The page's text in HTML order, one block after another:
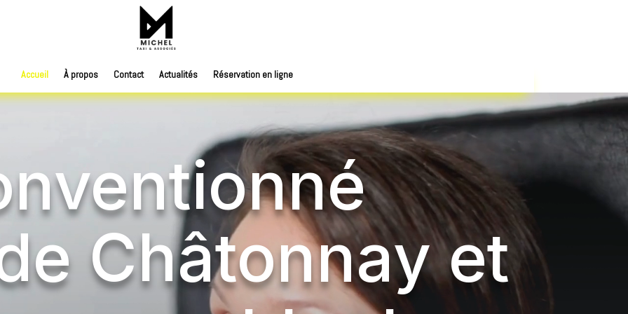
Accueil À propos Contact Actualités Réservation en ligne
Châtonnay et